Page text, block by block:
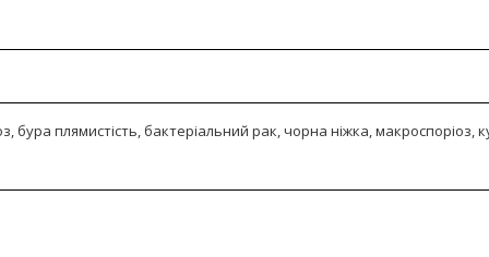
плямистість, бактеріальний рак, чорна ніжка, макроспоріоз,